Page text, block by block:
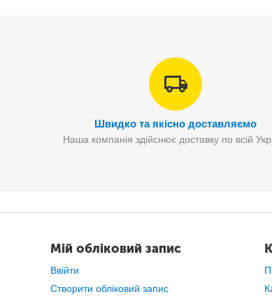
Швидко та якісно доставляємо
Наша компанія здійснює доставку по всій
Мій обліковий запис
Ввійти
Створити обліковий запис